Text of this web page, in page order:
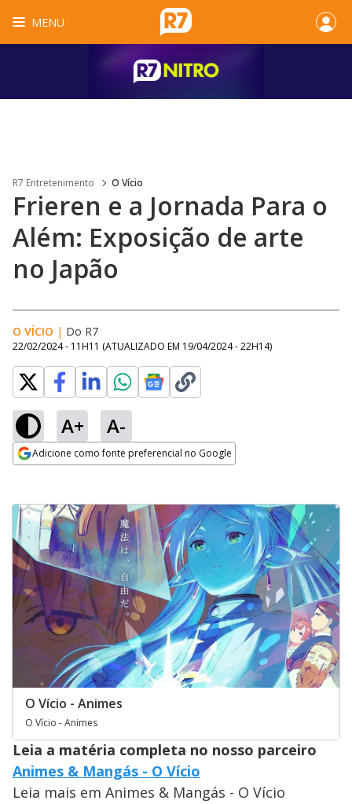
MENU
R7 Entretenimento O Vício
Frieren e a Jornada Para o
Além: Exposição de arte
no Japão
O VÍCIO | Do R7
22/02/2024 - 11H11 (ATUALIZADO EM 19/04/2024 - 22H14)
A+ A-
Adicione como fonte preferencial no Google
O Vício - Animes
O Vício - Animes
Leia a matéria completa no nosso parceiro
Animes & Mangás - O Vício
Leia mais em Animes & Mangás - O Vício